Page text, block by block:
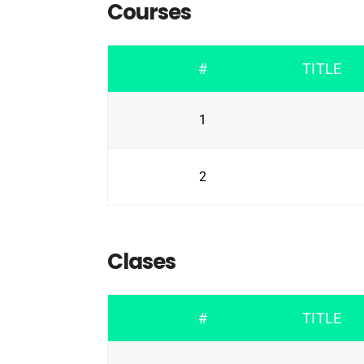
Courses
# TITLE
1
2
Clases
# TITLE